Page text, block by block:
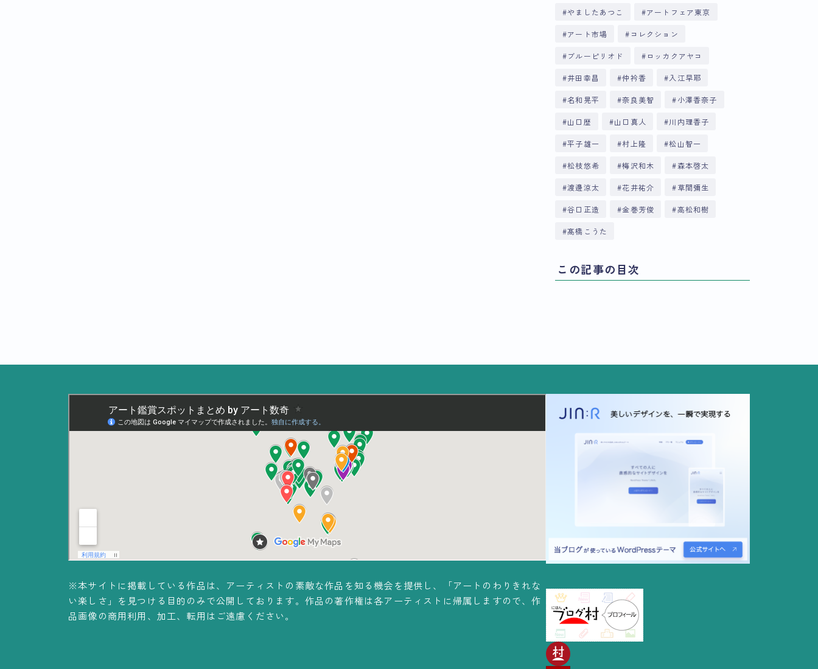
やましたあつこ アートフェア東京
アート市場 コレクション
ブルーピリオド ロッカクアヤコ
井田幸昌 仲衿香 入江早耶
名和晃平 奈良美智 小澤香奈子
山口歴 山口真人 川内理香子
平子雄一 村上隆 松山智一
松枝悠希 梅沢和木 森本啓太
渡邊涼太 花井祐介 草間彌生
谷口正造 金巻芳俊 高松和樹
髙橋こうた
この記事の目次
※本サイトに掲載している作品は、アーティストの素敵な作品を知る機会を提供し、「アートのわりきれな
い楽しさ」を見つける目的のみで公開しております。作品の著作権は各アーティストに帰属しますので、作
品画像の商用利用、加工、転用はご遠慮ください。